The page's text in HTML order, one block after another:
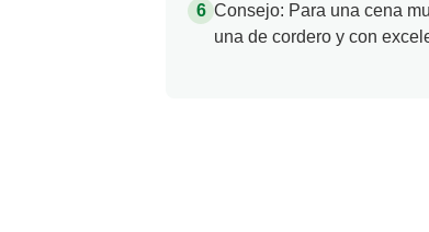
Consejo: Para una cena
una de cordero y con